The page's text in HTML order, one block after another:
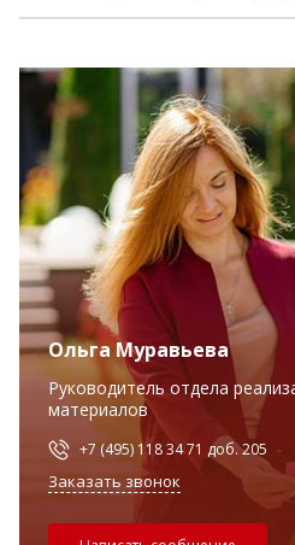
Ольга Муравьева
Руководитель отдела
материалов
+7 (495) 118 34 71 доб. 205
Заказать звонок